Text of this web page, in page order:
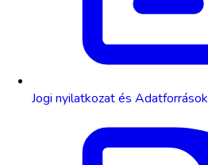
Jogi nyilatkozat és Adatforrások